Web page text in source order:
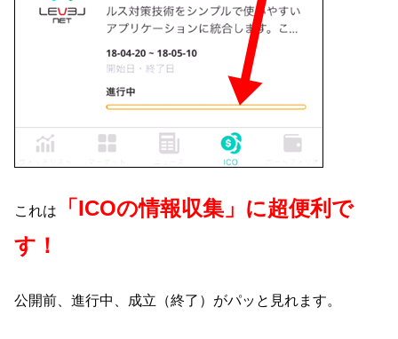
これは
「ICOの情報収集」に超便利で
す！
公開前、進行中、成立（終了）がパッと見れます。